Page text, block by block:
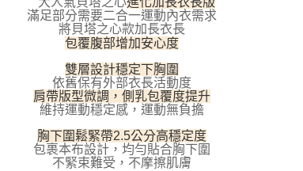
【注意事項】
１．透過由恩沛科技股份有限公司提供
交易，需依本服務之必要範圍內提供個
求債權轉讓予恩沛科技股份有限公司。
２．關於個人資料處理事宜，請瀏覽以
https://aftee.tw/terms/#terms3
３．未成年的使用者請事先徵得法定代
「AFTEE先享後付」，若未經同意申辦
任。
４．使用「AFTEE先享後付」時，將依
即時審查核予不同之上限額度；若仍有
宅配
每筆NT$100，滿NT$800(含以上)免
海外宅配
滿足部分需要二合一運動內衣需求
將貝塔之心款加長衣長
包覆腹部增加安心度
雙層設計穩定下胸圍
依舊保有外部衣長活動度
肩帶版型微調，側乳包覆度提升
維持運動穩定感，運動無負擔
胸下圍鬆緊帶2.5公分高穩定度
包裹本布設計，均勻貼合胸下圍
不緊束難受，不摩擦肌膚